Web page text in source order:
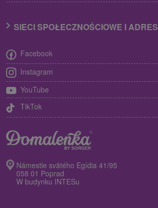
SIECI SPOŁECZNOŚCIOWE I ADRES
Facebook
Instagram
YouTube
TikTok
Námestie svätého Egídia 41/95
058 01 Poprad
W budynku INTESu